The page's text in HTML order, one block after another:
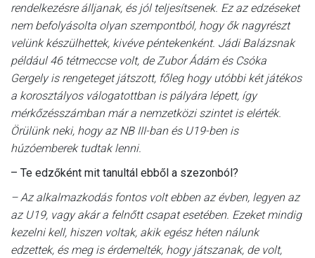
rendelkezésre álljanak, és jól teljesítsenek. Ez az edzéseket
nem befolyásolta olyan szempontból, hogy ők nagyrészt
velünk készülhettek, kivéve péntekenként. Jádi Balázsnak
például 46 tétmeccse volt, de Zubor Ádám és Csóka
Gergely is rengeteget játszott, főleg hogy utóbbi két játékos
a korosztályos válogatottban is pályára lépett, így
mérkőzésszámban már a nemzetközi szintet is elérték.
Örülünk neki, hogy az NB III-ban és U19-ben is
húzóemberek tudtak lenni.
– Te edzőként mit tanultál ebből a szezonból?
– Az alkalmazkodás fontos volt ebben az évben, legyen az
az U19, vagy akár a felnőtt csapat esetében. Ezeket mindig
kezelni kell, hiszen voltak, akik egész héten nálunk
edzettek, és meg is érdemelték, hogy játszanak, de volt,